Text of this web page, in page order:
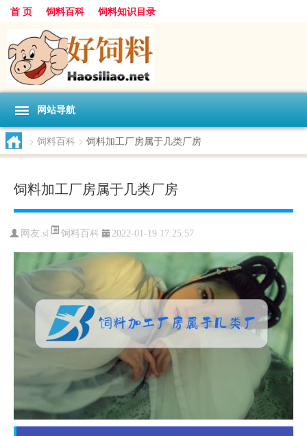
首 页 饲料百科 饲料知识目录
网站导航
> 饲料百科 > 饲料加工厂房属于几类厂房
饲料加工厂房属于几类厂房
网友:sl 饲料百科 2022-01-19 17:25:57